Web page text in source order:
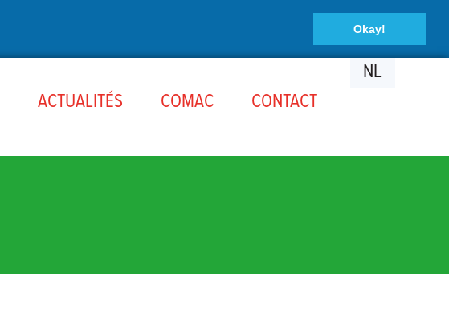
Okay!
ACTUALITÉS COMAC CONTACT
NL